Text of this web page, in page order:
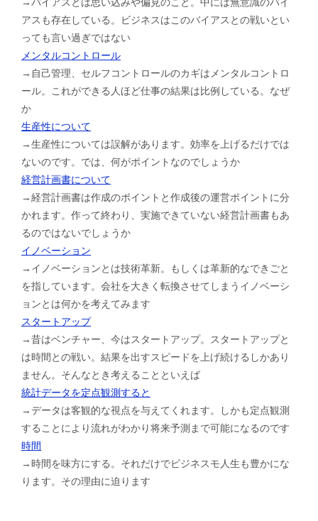
アスも存在している。ビジネスはこのバイアスとの戦いとい
っても言い過ぎではない
メンタルコントロール
→自己管理、セルフコントロールのカギはメンタルコントロ
ール。これができる人ほど仕事の結果は比例している。なぜ
か
生産性について
→生産性については誤解があります。効率を上げるだけでは
ないのです。では、何がポイントなのでしょうか
経営計画書について
→経営計画書は作成のポイントと作成後の運営ポイントに分
かれます。作って終わり、実施できていない経営計画書もあ
るのではないでしょうか
イノベーション
→イノベーションとは技術革新。もしくは革新的なできごと
を指しています。会社を大きく転換させてしまうイノベーシ
ョンとは何かを考えてみます
スタートアップ
→昔はベンチャー、今はスタートアップ。スタートアップと
は時間との戦い。結果を出すスピードを上げ続けるしかあり
ません。そんなとき考えることといえば
統計データを定点観測すると
→データは客観的な視点を与えてくれます。しかも定点観測
することにより流れがわかり将来予測まで可能になるのです
時間
→時間を味方にする。それだけでビジネスモ人生も豊かにな
ります。その理由に迫ります